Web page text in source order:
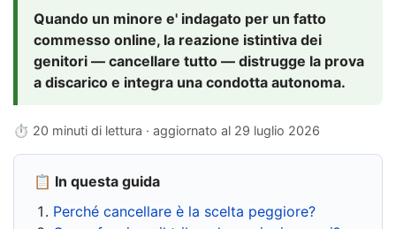
Quando un minore e' indagato per un fatto
commesso online, la reazione istintiva dei
genitori — cancellare tutto — distrugge la prova
a discarico e integra una condotta autonoma.
⏱ 20 minuti di lettura · aggiornato al 29 luglio 2026
📋 In questa guida
Perché cancellare è la scelta peggiore?